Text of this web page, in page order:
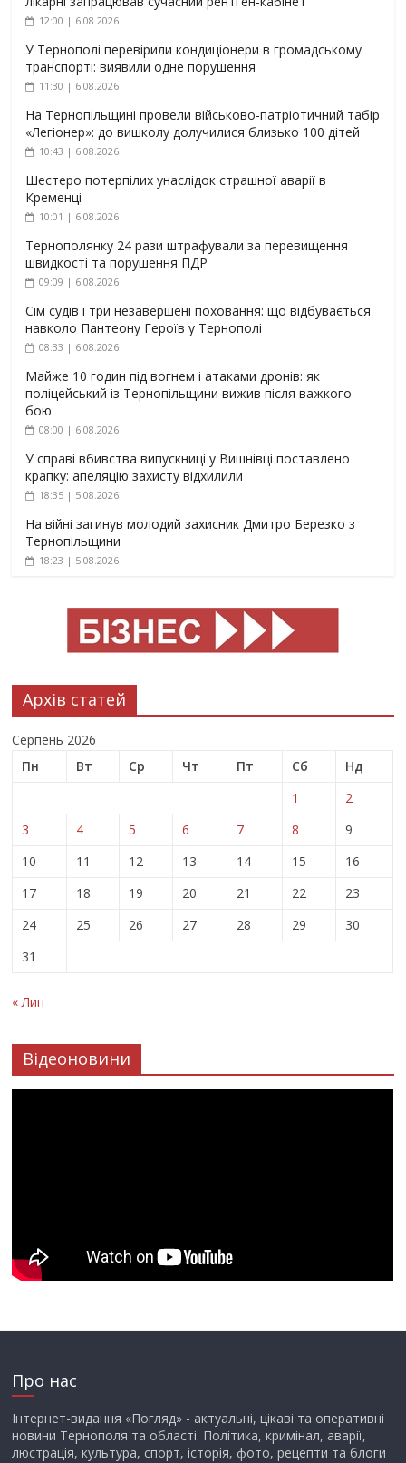
12:00 | 6.08.2026
У Тернополі перевірили кондиціонери в громадському
транспорті: виявили одне порушення
11:30 | 6.08.2026
На Тернопільщині провели військово-патріотичний табір
«Легіонер»: до вишколу долучилися близько 100 дітей
10:43 | 6.08.2026
Шестеро потерпілих унаслідок страшної аварії в
Кременці
10:01 | 6.08.2026
Тернополянку 24 рази штрафували за перевищення
швидкості та порушення ПДР
09:09 | 6.08.2026
Сім судів і три незавершені поховання: що відбувається
навколо Пантеону Героїв у Тернополі
08:33 | 6.08.2026
Майже 10 годин під вогнем і атаками дронів: як
поліцейський із Тернопільщини вижив після важкого
бою
08:00 | 6.08.2026
У справі вбивства випускниці у Вишнівці поставлено
крапку: апеляцію захисту відхилили
18:35 | 5.08.2026
На війні загинув молодий захисник Дмитро Березко з
Тернопільщини
18:23 | 5.08.2026
Архів статей
Серпень 2026
Пн
Вт Ср Чт Пт Сб
Нд
1
2
3
4 5 6 7 8
9
10
11 12 13 14 15
16
17
18 19 20 21 22
23
24
25 26 27 28 29
30
31
« Лип
Відеоновини
Про нас
Інтернет-видання «Погляд» - актуальні, цікаві та оперативні
новини Тернополя та області. Політика, кримінал, аварії,
люстрація, культура, спорт, історія, фото, рецепти та блоги